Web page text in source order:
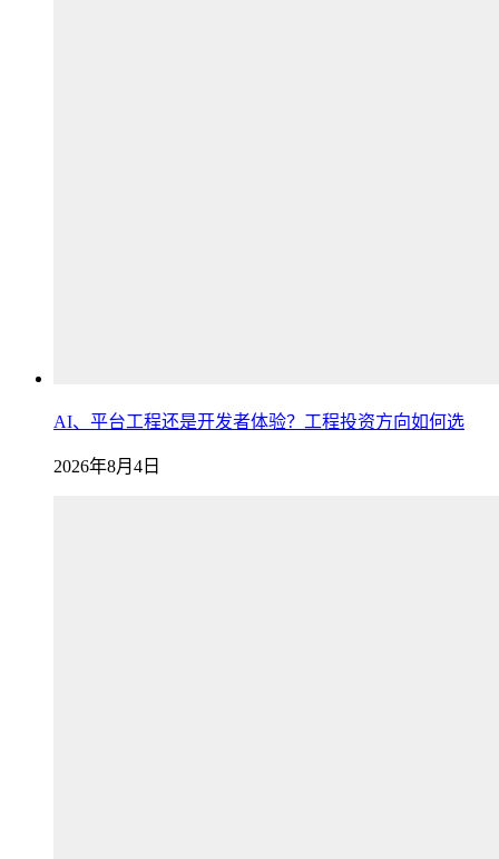
AI、平台工程还是开发者体验？工程投资方向如何选
2026年8月4日